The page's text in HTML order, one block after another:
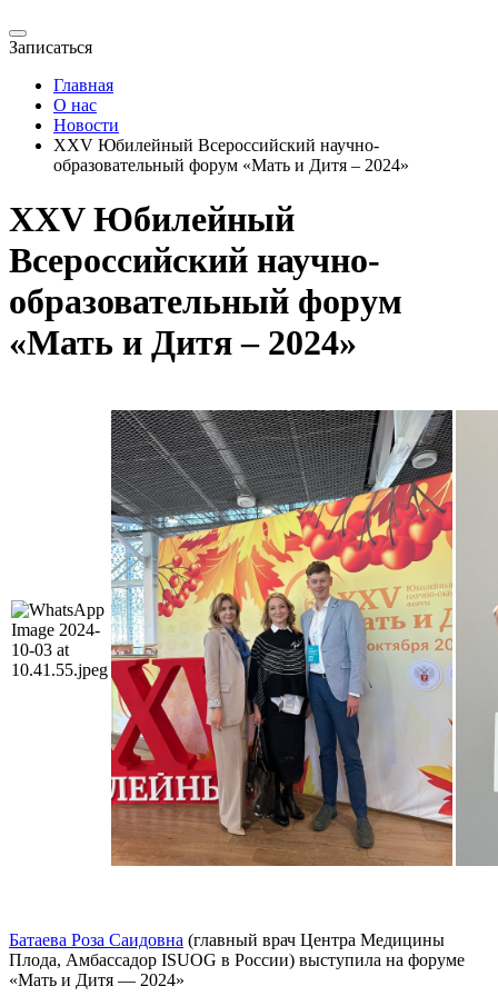
Записаться
Главная
О нас
Новости
XXV Юбилейный Всероссийский научно-
образовательный форум «Мать и Дитя – 2024»
XXV Юбилейный
Всероссийский научно-
образовательный форум
«Мать и Дитя – 2024»
Батаева Роза Саидовна (главный врач Центра Медицины
Плода, Амбассадор ISUOG в России) выступила на форуме
«Мать и Дитя — 2024»